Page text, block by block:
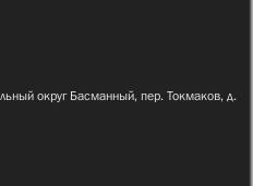
округ Басманный, пер. Токмаков, д.